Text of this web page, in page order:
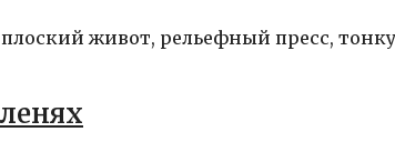
живот, рельефный пресс,